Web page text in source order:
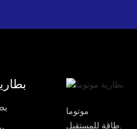
موتوما
طاقة للمستقبل.